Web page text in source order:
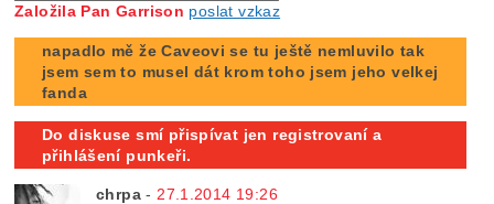
Založila Pan Garrison poslat vzkaz
napadlo mě že Caveovi se tu ještě nemluvilo tak
jsem sem to musel dát krom toho jsem jeho velkej
fanda
Do diskuse smí přispívat jen registrovaní a
přihlášení punkeři.
chrpa - 27.1.2014 19:26